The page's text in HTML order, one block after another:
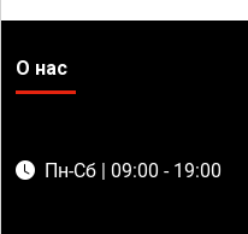
О нас
Пн-Сб | 09:00 - 19:00